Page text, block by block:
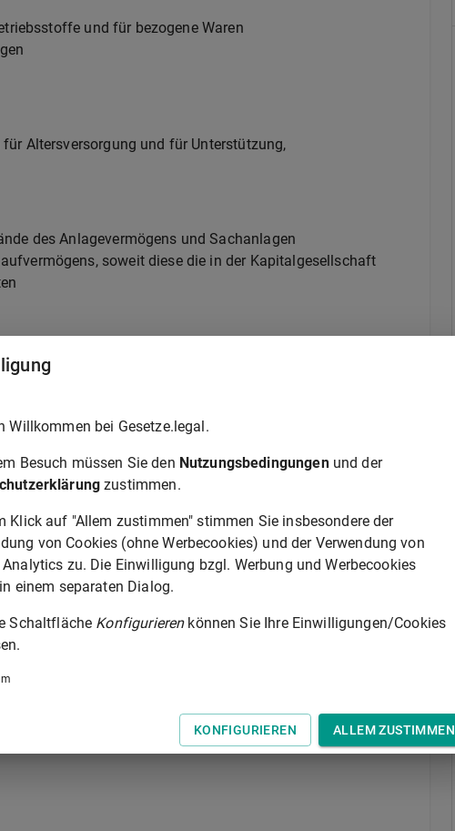
und für bezogene Waren
Altersversorgung und für Unterstützung,
des Anlagevermögens und Sachanlagen
soweit diese die in der Kapitalgesellschaft
des Finanzanlagevermögens,
des Umlaufvermögens
erbrachten Leistungen
Willkommen bei Gesetze.legal.
Besuch müssen Sie den Nutzungsbedingungenund der
zustimmen.
Klick auf "Allem zustimmen" stimmen Sie insbesondere der
von Cookies (ohne Werbecookies) und der Verwendung von
Analytics zu. Die Einwilligung bzgl. Werbung und Werbecookies
einem separaten Dialog.
Schaltfläche Konfigurierenkönnen Sie Ihre Einwilligungen/Cookies
KONFIGURIEREN ALLEM ZUSTIMMEN